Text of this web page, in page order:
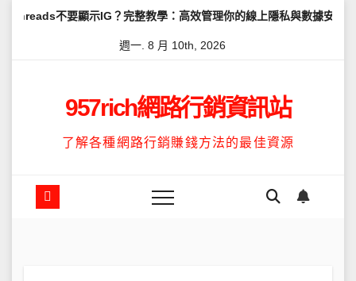
IG？完整教學：高效管理你的線上隱私與數據安全 怎麼讓
週一. 8 月 10th, 2026
957rich網路行銷資訊站
了解各種網路行銷賺錢方法的最佳資源